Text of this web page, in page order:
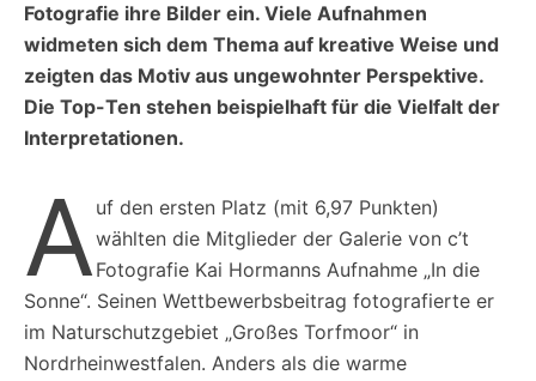
Fotografie ihre Bilder ein. Viele Aufnahmen
widmeten sich dem Thema auf kreative Weise und
zeigten das Motiv aus ungewohnter Perspektive.
Die Top-Ten stehen beispielhaft für die Vielfalt der
Interpretationen.
A uf den ersten Platz (mit 6,97 Punkten)
wählten die Mitglieder der Galerie von c’t
Fotografie Kai Hormanns Aufnahme „In die
Sonne“. Seinen Wettbewerbsbeitrag fotografierte er
im Naturschutzgebiet „Großes Torfmoor“ in
Nordrheinwestfalen. Anders als die warme